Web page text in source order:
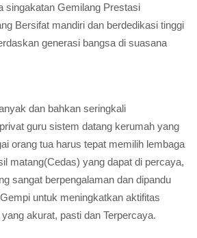
singakatan Gemilang Prestasi
Bersifat mandiri dan berdedikasi tinggi
generasi bangsa di suasana
dan bahkan seringkali
guru sistem datang kerumah yang
orang tua harus tepat memilih lembaga
matang(Cedas) yang dapat di percaya,
sangat berpengalaman dan dipandu
untuk meningkatkan aktifitas
akurat, pasti dan Terpercaya.